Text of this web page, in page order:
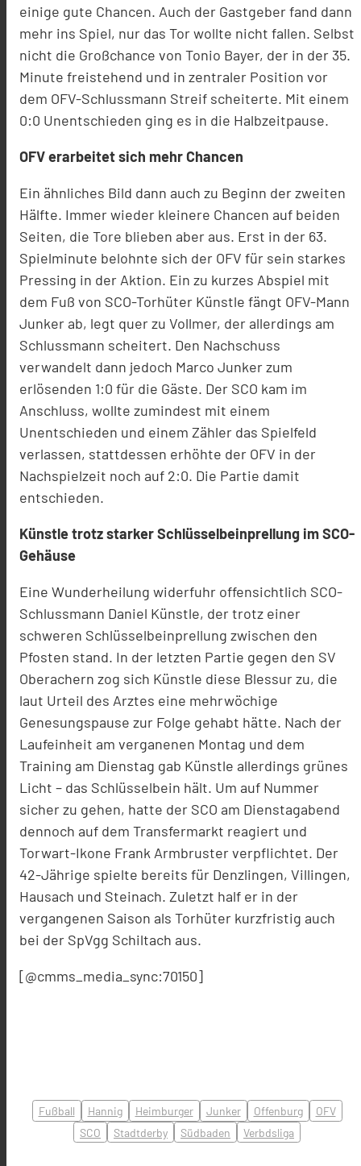
einige gute Chancen. Auch der Gastgeber fand dann
mehr ins Spiel, nur das Tor wollte nicht fallen. Selbst
nicht die Großchance von Tonio Bayer, der in der 35.
Minute freistehend und in zentraler Position vor
dem OFV-Schlussmann Streif scheiterte. Mit einem
0:0 Unentschieden ging es in die Halbzeitpause.
OFV erarbeitet sich mehr Chancen
Ein ähnliches Bild dann auch zu Beginn der zweiten
Hälfte. Immer wieder kleinere Chancen auf beiden
Seiten, die Tore blieben aber aus. Erst in der 63.
Spielminute belohnte sich der OFV für sein starkes
Pressing in der Aktion. Ein zu kurzes Abspiel mit
dem Fuß von SCO-Torhüter Künstle fängt OFV-Mann
Junker ab, legt quer zu Vollmer, der allerdings am
Schlussmann scheitert. Den Nachschuss
verwandelt dann jedoch Marco Junker zum
erlösenden 1:0 für die Gäste. Der SCO kam im
Anschluss, wollte zumindest mit einem
Unentschieden und einem Zähler das Spielfeld
verlassen, stattdessen erhöhte der OFV in der
Nachspielzeit noch auf 2:0. Die Partie damit
entschieden.
Künstle trotz starker Schlüsselbeinprellung im SCO-
Gehäuse
Eine Wunderheilung widerfuhr offensichtlich SCO-
Schlussmann Daniel Künstle, der trotz einer
schweren Schlüsselbeinprellung zwischen den
Pfosten stand. In der letzten Partie gegen den SV
Oberachern zog sich Künstle diese Blessur zu, die
laut Urteil des Arztes eine mehrwöchige
Genesungspause zur Folge gehabt hätte. Nach der
Laufeinheit am verganenen Montag und dem
Training am Dienstag gab Künstle allerdings grünes
Licht – das Schlüsselbein hält. Um auf Nummer
sicher zu gehen, hatte der SCO am Dienstagabend
dennoch auf dem Transfermarkt reagiert und
Torwart-Ikone Frank Armbruster verpflichtet. Der
42-Jährige spielte bereits für Denzlingen, Villingen,
Hausach und Steinach. Zuletzt half er in der
vergangenen Saison als Torhüter kurzfristig auch
bei der SpVgg Schiltach aus.
[@cmms_media_sync:70150]
Fußball Hannig Heimburger Junker Offenburg
OFV
SCO
Stadtderby Südbaden Verbdsliga